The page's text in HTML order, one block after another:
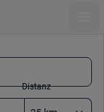
Distanz